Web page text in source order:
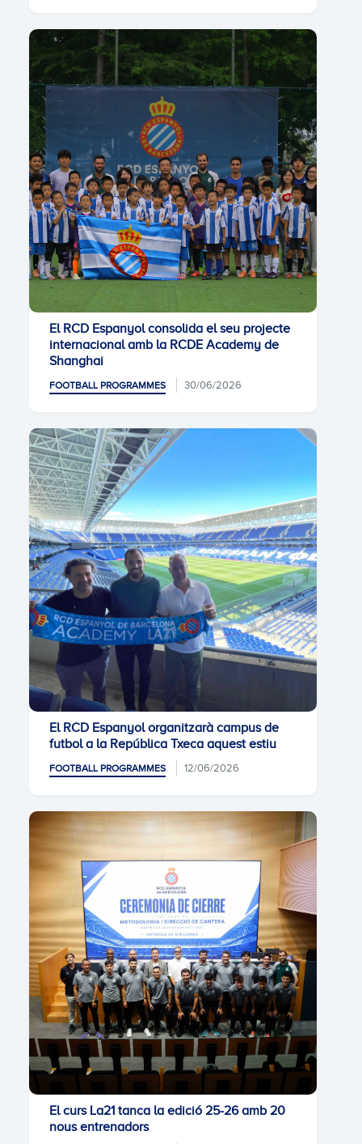
El RCD Espanyol consolida el seu projecte
internacional amb la RCDE Academy de
Shanghai
FOOTBALL PROGRAMMES 30/06/2026
El RCD Espanyol organitzarà campus de
futbol a la República Txeca aquest estiu
FOOTBALL PROGRAMMES 12/06/2026
El curs La21 tanca la edició 25-26 amb 20
nous entrenadors